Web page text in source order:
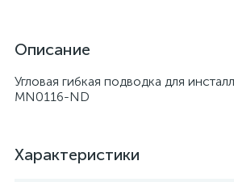
Описание
Угловая гибкая подводка для
MN0116-ND
Характеристики